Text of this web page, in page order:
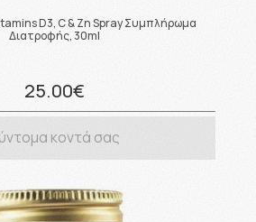
D3, C & Zn Spray Συμπλήρωμα
Διατροφής, 30ml
25.00€
κοντά σας